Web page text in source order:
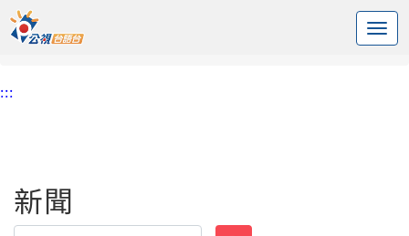
中央內容區塊
頭頁
:::
新聞